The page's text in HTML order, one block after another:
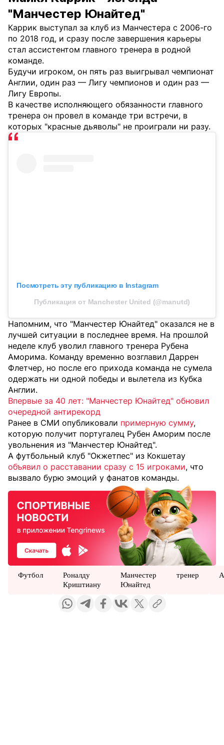
"Манчестер Юнайтед"
Каррик выступал за клуб из Манчестера с 2006-го
по 2018 год, и сразу после завершения карьеры
стал ассистентом главного тренера в родной
команде.
Будучи игроком, он пять раз выигрывал чемпионат
Англии, один раз — Лигу чемпионов и один раз —
Лигу Европы.
В качестве исполняющего обязанности главного
тренера он провел в команде три встречи, в
которых "красные дьяволы" не проиграли ни разу.
Посмотреть эту публикацию в Instagram
Публикация от Manchester United (@manutd)
Напомним, что "Манчестер Юнайтед" оказался не в
лучшей ситуации в последнее время. На прошлой
неделе клуб уволил главного тренера Рубена
Аморима. Команду временно возглавил Даррен
Флетчер, но после его прихода команда не сумела
одержать ни одной победы и вылетела из Кубка
Англии.
Впервые за 40 лет: "Манчестер Юнайтед" обновил
очередной антирекорд
Ранее в СМИ опубликовали примерную сумму,
которую получит португалец Рубен Аморим после
увольнения из "Манчестер Юнайтед".
А футбольный клуб "Окжетпес" из Кокшетау
объявил о расставании сразу с 15 игроками, что
вызвало бурю эмоций у фанатов команды.
Футбол
Роналду
Криштиану
Манчестер
Юнайтед
тренер